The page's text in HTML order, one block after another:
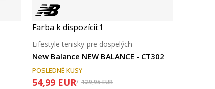
Farba k dispozícii:1
New Balance NEW BALANCE - CT302
Lifestyle tenisky pre dospelých
POSLEDNÉ KUSY
54,99 EUR 129,95EUR